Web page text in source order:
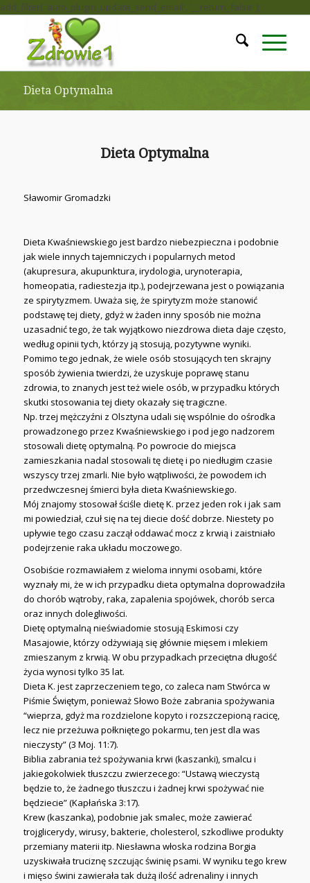
add_filter( 'auto_plugin_update_send_email', '__return_false' );
Dieta Optymalna
Dieta Optymalna
Sławomir Gromadzki
Dieta Kwaśniewskiego jest bardzo niebezpieczna i podobnie
jak wiele innych tajemniczych i popularnych metod
(akupresura, akupunktura, irydologia, urynoterapia,
homeopatia, radiestezja itp.), podejrzewana jest o powiązania
ze spirytyzmem. Uważa się, że spirytyzm może stanowić
podstawę tej diety, gdyż w żaden inny sposób nie można
uzasadnić tego, że tak wyjątkowo niezdrowa dieta daje często,
według opinii tych, którzy ją stosują, pozytywne wyniki.
Pomimo tego jednak, że wiele osób stosujących ten skrajny
sposób żywienia twierdzi, że uzyskuje poprawę stanu
zdrowia, to znanych jest też wiele osób, w przypadku których
skutki stosowania tej diety okazały się tragiczne.
Np. trzej mężczyźni z Olsztyna udali się wspólnie do ośrodka
prowadzonego przez Kwaśniewskiego i pod jego nadzorem
stosowali dietę optymalną. Po powrocie do miejsca
zamieszkania nadal stosowali tę dietę i po niedługim czasie
wszyscy trzej zmarli. Nie było wątpliwości, że powodem ich
przedwczesnej śmierci była dieta Kwaśniewskiego.
Mój znajomy stosował ściśle dietę K. przez jeden rok i jak sam
mi powiedział, czuł się na tej diecie dość dobrze. Niestety po
upływie tego czasu zaczął oddawać mocz z krwią i zaistniało
podejrzenie raka układu moczowego.
Osobiście rozmawiałem z wieloma innymi osobami, które
wyznały mi, że w ich przypadku dieta optymalna doprowadziła
do chorób wątroby, raka, zapalenia spojówek, chorób serca
oraz innych dolegliwości.
Dietę optymalną nieświadomie stosują Eskimosi czy
Masajowie, którzy odżywiają się głównie mięsem i mlekiem
zmieszanym z krwią. W obu przypadkach przeciętna długość
życia wynosi tylko 35 lat.
Dieta K. jest zaprzeczeniem tego, co zaleca nam Stwórca w
Piśmie Świętym, ponieważ Słowo Boże zabrania spożywania
“wieprza, gdyż ma rozdzielone kopyto i rozszczepioną racicę,
lecz nie przeżuwa połkniętego pokarmu, ten jest dla was
nieczysty” (3 Moj. 11:7).
Biblia zabrania też spożywania krwi (kaszanki), smalcu i
jakiegokolwiek tłuszczu zwierzecego: “Ustawą wieczystą
będzie to, że żadnego tłuszczu i żadnej krwi spożywać nie
będziecie” (Kapłańska 3:17).
Krew (kaszanka), podobnie jak smalec, może zawierać
trojglicerydy, wirusy, bakterie, cholesterol, szkodliwe produkty
przemiany materii itp. Niesławna włoska rodzina Borgia
uzyskiwała truciznę szczując świnię psami. W wyniku tego krew
i mięso świni zawierała tak dużą ilość adrenaliny i innych